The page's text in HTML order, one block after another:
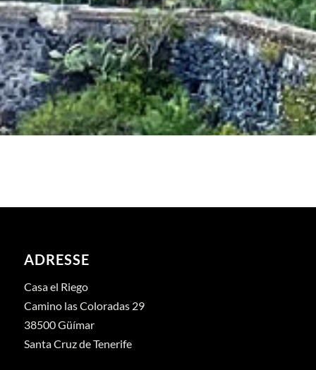
ADRESSE
Casa el Riego
Camino las Coloradas 29
38500 Güímar
Santa Cruz de Tenerife